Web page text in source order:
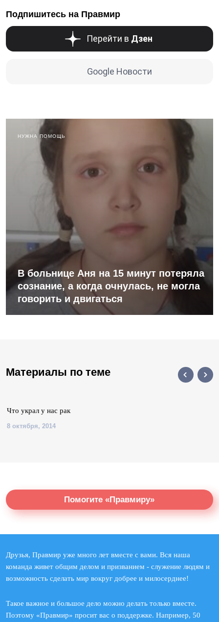
Подпишитесь на Правмир
Перейти в Дзен
Google Новости
НУЖНА ПОМОЩЬ
В больнице Аня на 15 минут потеряла
сознание, а когда очнулась, не могла
говорить и двигаться
Материалы по теме
Что украл у нас рак
8 октября, 2014
Помогите «Правмиру»
Друзья, Правмир уже много лет вместе с вами. Вся наша
команда живет общим делом и призванием - служение людям и
возможность сделать мир вокруг добрее и милосерднее!
Такое важное и большое дело можно делать только вместе.
Поэтому «Правмир» просит вас о поддержке. Например, 50